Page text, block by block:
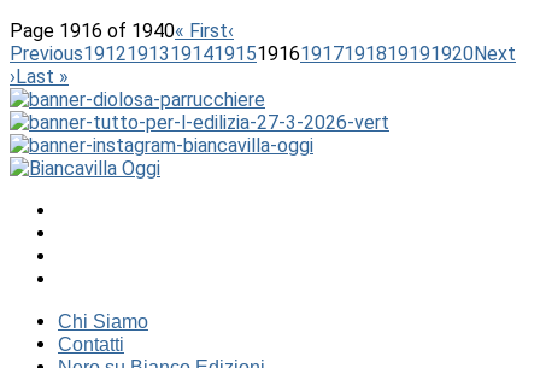
Page 1916 of 1940« First‹
Previous191219131914191519161917191819191920Next
›Last »
Chi Siamo
Contatti